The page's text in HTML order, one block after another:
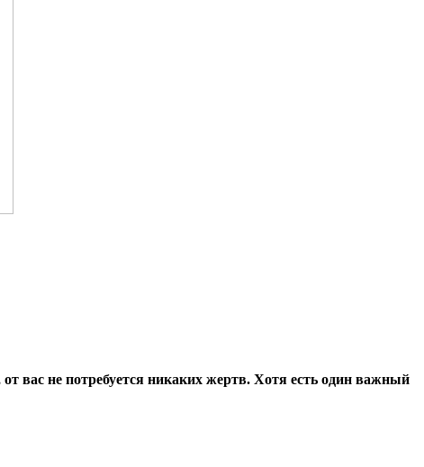
вас не потребуется никаких жертв. Хотя есть один важный